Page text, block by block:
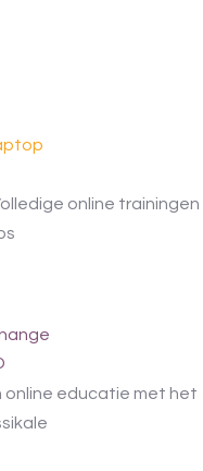
online trainingen
educatie met het